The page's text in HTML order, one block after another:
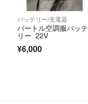
バッテリー/充電器
バートル空調服バッテ
リー 22V
¥6,000